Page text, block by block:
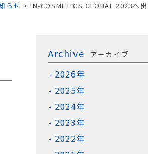
らせ > IN-COSMETICS GLOBAL 2023へ
Archive アーカイブ
2026年
2025年
2024年
2023年
2022年